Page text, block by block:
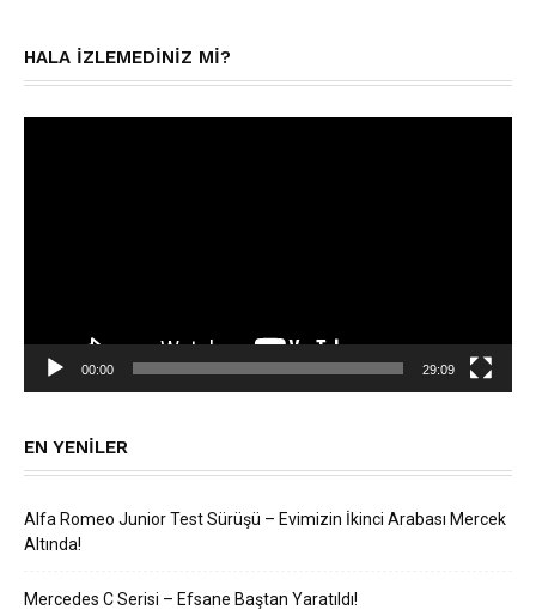
HALA IZLEMEDINIZ MI?
00:00 29:09
EN YENILER
Alfa Romeo Junior Test Sürüşü – Evimizin İkinci Arabası Mercek
Altında!
Mercedes C Serisi – Efsane Baştan Yaratıldı!